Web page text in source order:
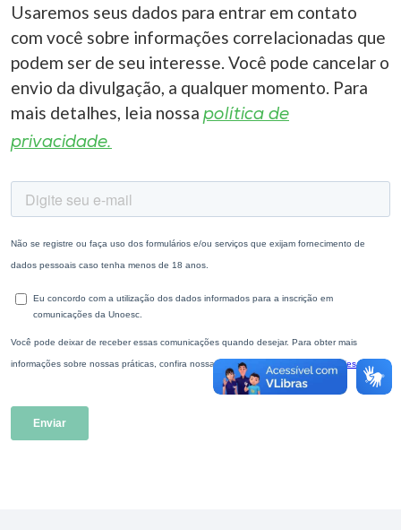
Usaremos seus dados para entrar em contato
com você sobre informações correlacionadas que
podem ser de seu interesse. Você pode cancelar o
envio da divulgação, a qualquer momento. Para
mais detalhes, leia nossa política de
privacidade.